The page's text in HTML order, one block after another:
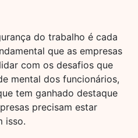
do trabalho é cada
que as empresas
com os desafios que
mental dos funcionários,
tem ganhado destaque
precisam estar
isso.